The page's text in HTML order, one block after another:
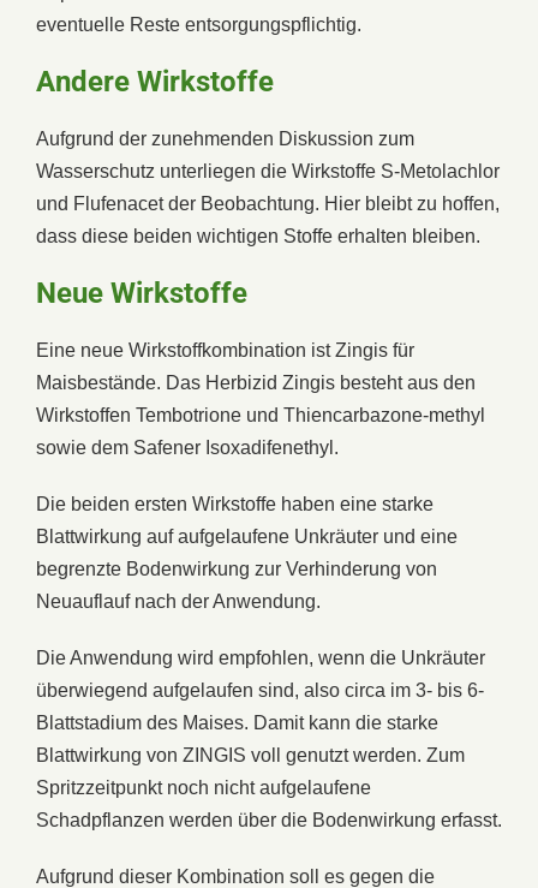
eventuelle Reste entsorgungspflichtig.
Andere Wirkstoffe
Aufgrund der zunehmenden Diskussion zum
Wasserschutz unterliegen die Wirkstoffe S-Metolachlor
und Flufenacet der Beobachtung. Hier bleibt zu hoffen,
dass diese beiden wichtigen Stoffe erhalten bleiben.
Neue Wirkstoffe
Eine neue Wirkstoffkombination ist Zingis für
Maisbestände. Das Herbizid Zingis besteht aus den
Wirkstoffen Tembotrione und Thiencarbazone-methyl
sowie dem Safener Isoxadifenethyl.
Die beiden ersten Wirkstoffe haben eine starke
Blattwirkung auf aufgelaufene Unkräuter und eine
begrenzte Bodenwirkung zur Verhinderung von
Neuauflauf nach der Anwendung.
Die Anwendung wird empfohlen, wenn die Unkräuter
überwiegend aufgelaufen sind, also circa im 3- bis 6-
Blattstadium des Maises. Damit kann die starke
Blattwirkung von ZINGIS voll genutzt werden. Zum
Spritzzeitpunkt noch nicht aufgelaufene
Schadpflanzen werden über die Bodenwirkung erfasst.
Aufgrund dieser Kombination soll es gegen die